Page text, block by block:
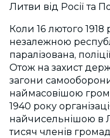
Литви від Росії та
Коли 16 лютого 1918
незалежною
паралізована,
Отож на захист
загони
наймасовішою
1940 року
найчисельнішою в
тисяч членів